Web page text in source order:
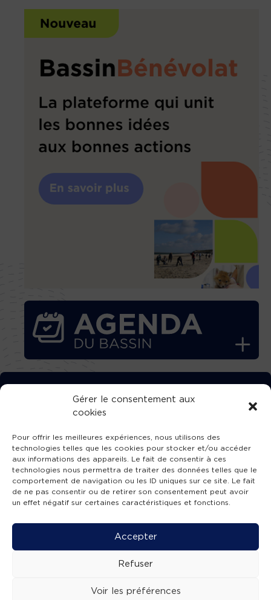
Gérer le consentement aux
cookies
Pour offrir les meilleures expériences, nous utilisons des
technologies telles que les cookies pour stocker et/ou accéder
aux informations des appareils. Le fait de consentir à ces
technologies nous permettra de traiter des données telles que le
comportement de navigation ou les ID uniques sur ce site. Le fait
de ne pas consentir ou de retirer son consentement peut avoir
un effet négatif sur certaines caractéristiques et fonctions.
Accepter
Refuser
Voir les préférences
TÉLÉCHARGEZ GRATUITEMENT
L’APPLICATION TVBA !
SUIVEZ-NOUS !
Mentions légales -Accessibilité